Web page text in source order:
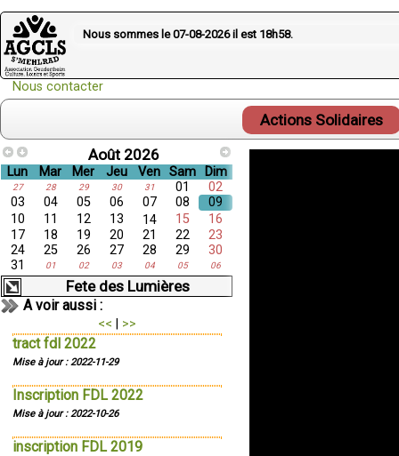
Nous sommes le 07-08-2026 il est 18h58.
Nous contacter
Actions Solidaires
Août 2026
Lun Mar Mer Jeu Ven Sam Dim
27 28 29 30 31 01
02
03
04 05 06 07 08
09
10
11 12 13 14 15
16
17
18 19 20 21 22
23
24
25 26 27 28 29
30
31
01 02 03 04 05 06
Fete des Lumières
A voir aussi :
<< >>
tract fdl 2022
Mise à jour : 2022-11-29
Inscription FDL 2022
Mise à jour : 2022-10-26
inscription FDL 2019